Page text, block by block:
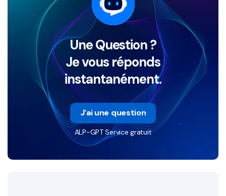
Une Question ?
Je vous réponds
instantanément.
J'ai une question
ALP-GPT Service gratuit